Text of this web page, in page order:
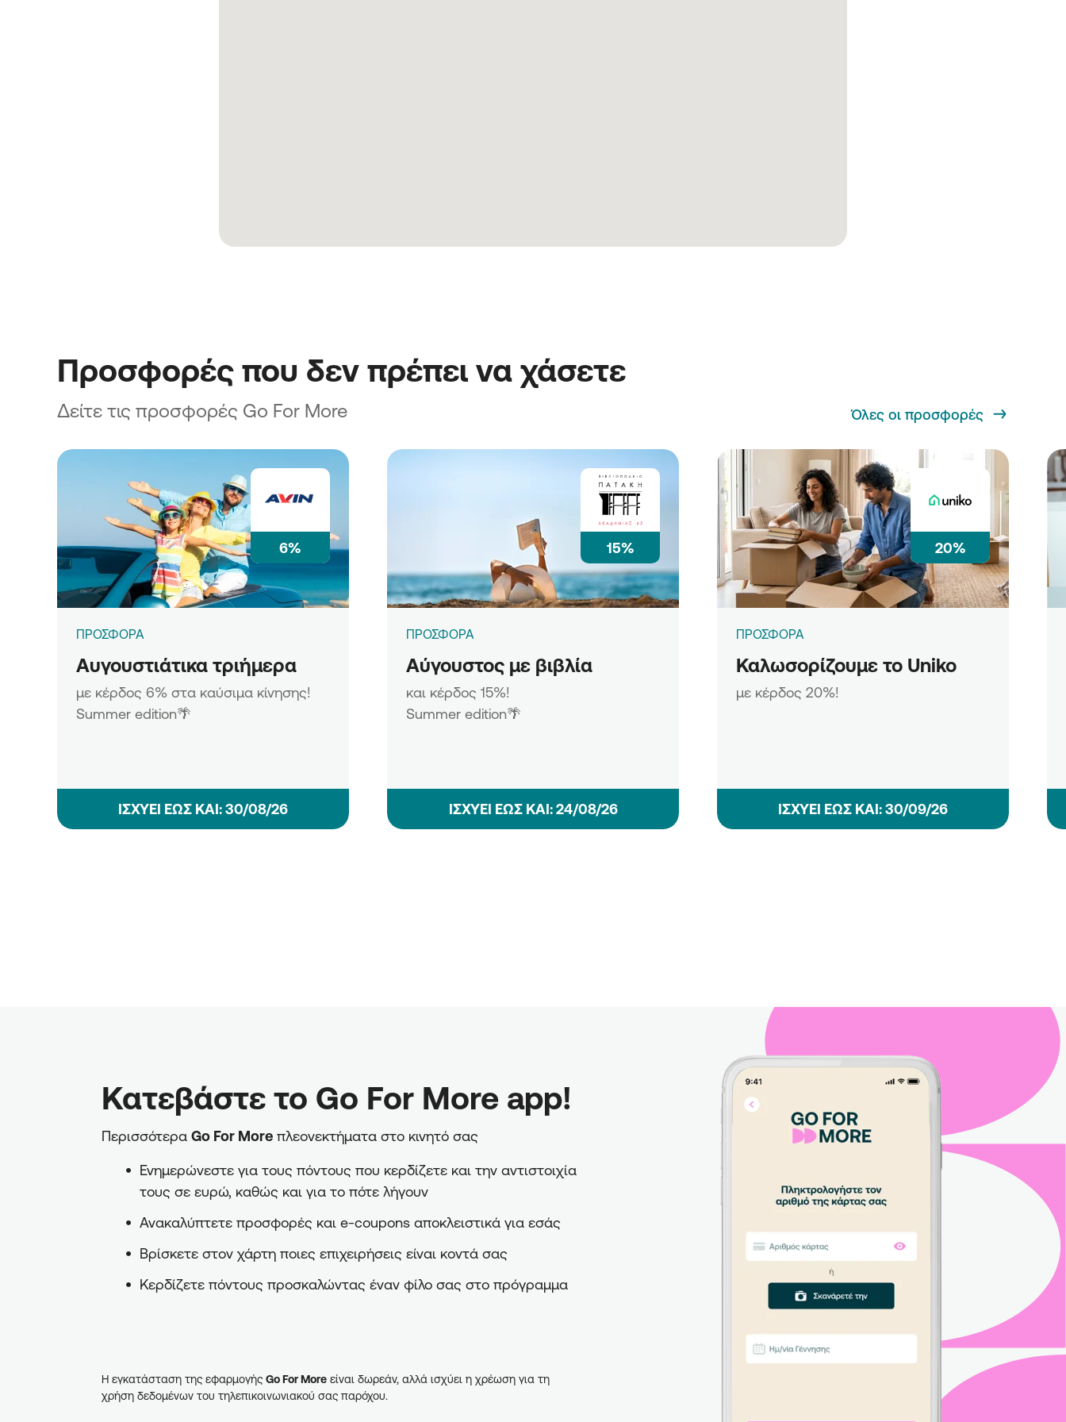
Προσφορές που δεν πρέπει να χάσετε
Δείτε τις προσφορές Go For More Όλες οι προσφορές
6%
ΠΡΟΣΦΟΡΑ
Αυγουστιάτικα τριήμερα
με κέρδος 6% στα καύσιμα κίνησης!
Summer edition🌴
ΙΣΧΥΕΙ ΕΩΣ ΚΑΙ: 30/08/26
15%
ΠΡΟΣΦΟΡΑ
Αύγουστος με βιβλία
και κέρδος 15%!
Summer edition🌴
ΙΣΧΥΕΙ ΕΩΣ ΚΑΙ: 24/08/26
20%
ΠΡΟΣΦΟΡΑ
Καλωσορίζουμε το Uniko
με κέρδος 20%!
ΙΣΧΥΕΙ ΕΩΣ ΚΑΙ: 30/09/26
Κατεβάστε το Go For More app!
Περισσότερα Go For More πλεονεκτήματα στο κινητό σας
Ενημερώνεστε για τους πόντους που κερδίζετε και την αντιστοιχία
τους σε ευρώ, καθώς και για το πότε λήγουν
Ανακαλύπτετε προσφορές και e-coupons αποκλειστικά για εσάς
Βρίσκετε στον χάρτη ποιες επιχειρήσεις είναι κοντά σας
Κερδίζετε πόντους προσκαλώντας έναν φίλο σας στο πρόγραμμα
Η εγκατάσταση της εφαρμογής Go For More είναι δωρεάν, αλλά ισχύει η χρέωση για τη
χρήση δεδομένων του τηλεπικοινωνιακού σας παρόχου.